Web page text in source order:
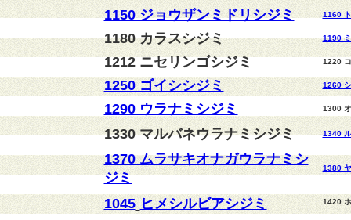
1150 ジョウザンミドリシジミ 1160
1180 カラスシジミ 1190
1212 ニセリンゴシジミ 1220
1250 ゴイシシジミ 1260
1290 ウラナミシジミ 1300
1330 マルバネウラナミシジミ 1340
1370 ムラサキオナガウラナミシ
ジミ
1380
1045 ヒメシルビアシジミ 1420